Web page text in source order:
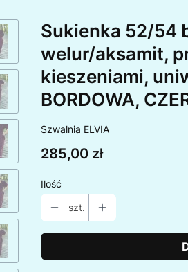
Sukienka 52/54
welur/aksamit,
kieszeniami,
BORDOWA,
Szwalnia ELVIA
Cena
285,00 zł
Ilość
szt.